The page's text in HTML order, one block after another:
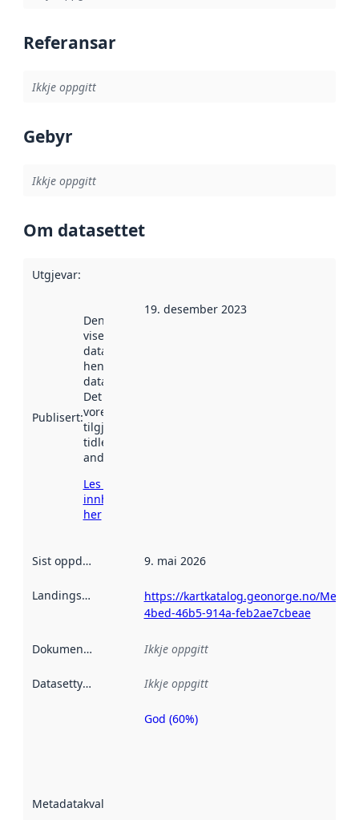
Referansar
Ikkje oppgitt
Gebyr
Ikkje oppgitt
Om datasettet
Utgjevar:
Publisert:
Denne datoen
viser når
datasettet vart
henta inn av
data.norge.no.
Det kan ha
vore
tilgjengeleg
tidlegare
andre stader.
Les meir om
innhenting
her
19. desember 2023
Sist oppdatert 9. mai 2026
Landingsside
https://kartkatalog.geonorge.no/
4bed-46b5-914a-feb2ae7cbeae
Dokumentasjon Ikkje oppgitt
Datasettype Ikkje oppgitt
Metadatakvalitet
Metadatakvalitet
God (60%)